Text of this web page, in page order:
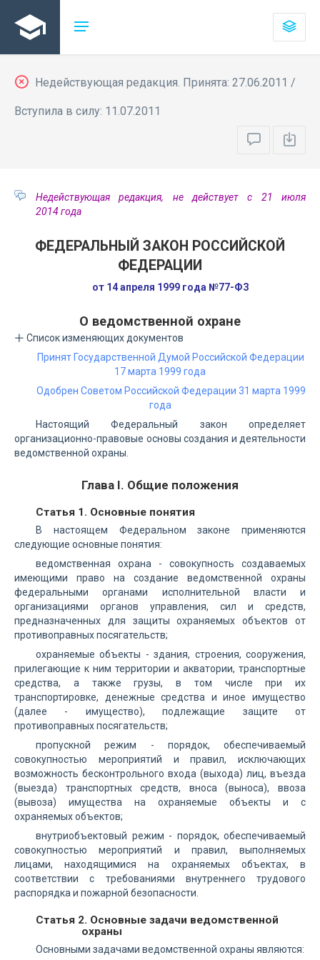
Недействующая редакция. Принята: 27.06.2011 /
Вступила в силу: 11.07.2011
Недействующая редакция, не действует с 21 июля
2014 года
ФЕДЕРАЛЬНЫЙ ЗАКОН РОССИЙСКОЙ
ФЕДЕРАЦИИ
от 14 апреля 1999 года №77-ФЗ
О ведомственной охране
Список изменяющих документов
Принят Государственной Думой Российской Федерации
17 марта 1999 года
Одобрен Советом Российской Федерации 31 марта 1999
года
Настоящий Федеральный закон определяет
организационно-правовые основы создания и деятельности
ведомственной охраны.
Глава I. Общие положения
Статья 1. Основные понятия
В настоящем Федеральном законе применяются
следующие основные понятия:
ведомственная охрана - совокупность создаваемых
имеющими право на создание ведомственной охраны
федеральными органами исполнительной власти и
организациями органов управления, сил и средств,
предназначенных для защиты охраняемых объектов от
противоправных посягательств;
охраняемые объекты - здания, строения, сооружения,
прилегающие к ним территории и акватории, транспортные
средства, а также грузы, в том числе при их
транспортировке, денежные средства и иное имущество
(далее - имущество), подлежащие защите от
противоправных посягательств;
пропускной режим - порядок, обеспечиваемый
совокупностью мероприятий и правил, исключающих
возможность бесконтрольного входа (выхода) лиц, въезда
(выезда) транспортных средств, вноса (выноса), ввоза
(вывоза) имущества на охраняемые объекты и с
охраняемых объектов;
внутриобъектовый режим - порядок, обеспечиваемый
совокупностью мероприятий и правил, выполняемых
лицами, находящимися на охраняемых объектах, в
соответствии с требованиями внутреннего трудового
распорядка и пожарной безопасности.
Статья 2. Основные задачи ведомственной
охраны
Основными задачами ведомственной охраны являются: